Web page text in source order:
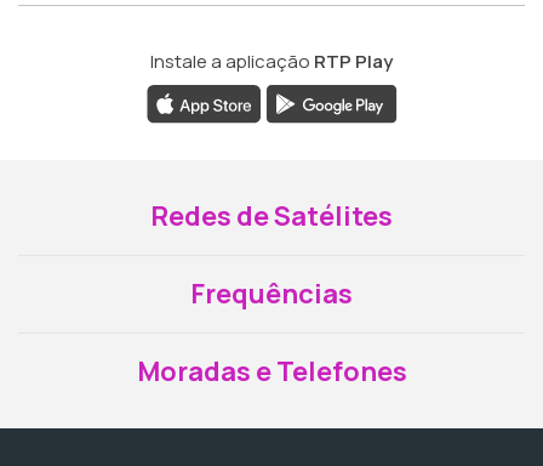
Instale a aplicação RTP Play
Redes de Satélites
Frequências
Moradas e Telefones